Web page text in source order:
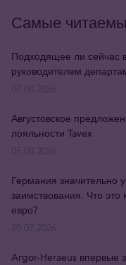
Самые
Подходящее ли сейчас
руководителем
Августовское
лояльности Tavex
Германия значительно
заимствования. Что
евро?
Argor-Heraeus впервые